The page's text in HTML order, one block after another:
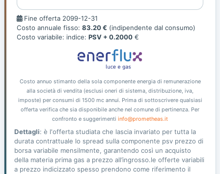
Fine
offerta
Fine offerta 2099-12-31
Costo annuale fisso: 83.20 € (indipendente dal consumo)
Costo variabile: indice: PSV + 0.2000 €
Costo annuo stimanto della sola componente energia di remunerazione
alla società di vendita (esclusi oneri di sistema, distribuzione, iva,
imposte) per consumi di 1500 mc annui. Prima di sottoscrivere qualsiasi
offerta verifica che sia disponibile anche nel comune di pertinenza. Per
confronto e suggerimenti info@prometheas.it
Dettagli: è l'offerta studiata che lascia invariato per tutta la
durata contrattuale lo spread sulla componente psv prezzo di
borsa variabile mensilmente, garantendo così un acquisto
della materia prima gas a prezzo all’ingrosso.le offerte variabili
a prezzo indicizzato spesso prendono come riferimento il